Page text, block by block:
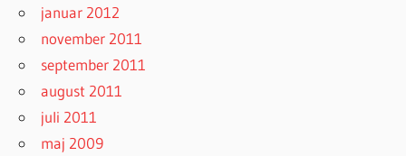
januar 2012
november 2011
september 2011
august 2011
juli 2011
maj 2009